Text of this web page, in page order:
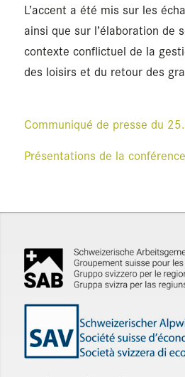
L’ac­cent a été mis sur les
ainsi que sur l’éla­bo­ra­tion de
contexte conflic­tuel de la
des loi­sirs et du retour des
Com­mu­ni­qué de presse du
Pré­sen­ta­tions de la